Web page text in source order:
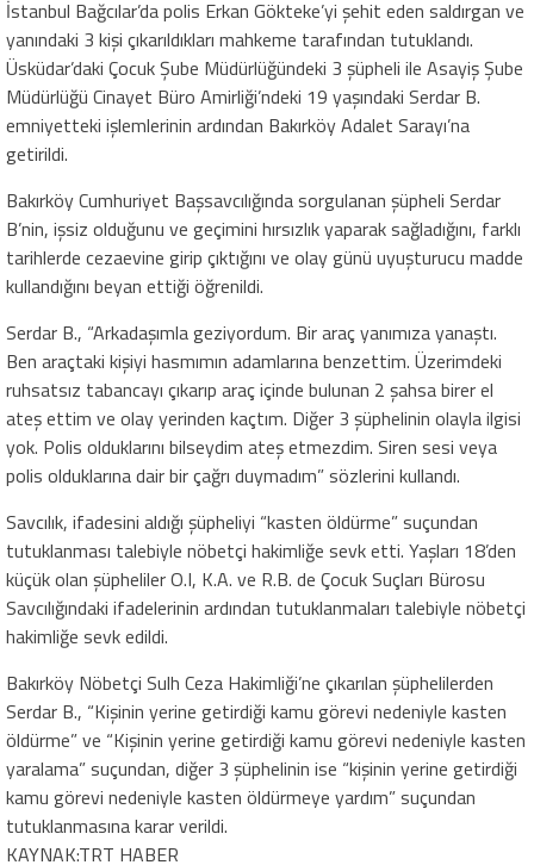
İstanbul Bağcılar’da polis Erkan Gökteke’yi şehit eden saldırgan ve
yanındaki 3 kişi çıkarıldıkları mahkeme tarafından tutuklandı.
Üsküdar’daki Çocuk Şube Müdürlüğündeki 3 şüpheli ile Asayiş Şube
Müdürlüğü Cinayet Büro Amirliği’ndeki 19 yaşındaki Serdar B.
emniyetteki işlemlerinin ardından Bakırköy Adalet Sarayı’na
getirildi.
Bakırköy Cumhuriyet Başsavcılığında sorgulanan şüpheli Serdar
B’nin, işsiz olduğunu ve geçimini hırsızlık yaparak sağladığını, farklı
tarihlerde cezaevine girip çıktığını ve olay günü uyuşturucu madde
kullandığını beyan ettiği öğrenildi.
Serdar B., “Arkadaşımla geziyordum. Bir araç yanımıza yanaştı.
Ben araçtaki kişiyi hasmımın adamlarına benzettim. Üzerimdeki
ruhsatsız tabancayı çıkarıp araç içinde bulunan 2 şahsa birer el
ateş ettim ve olay yerinden kaçtım. Diğer 3 şüphelinin olayla ilgisi
yok. Polis olduklarını bilseydim ateş etmezdim. Siren sesi veya
polis olduklarına dair bir çağrı duymadım” sözlerini kullandı.
Savcılık, ifadesini aldığı şüpheliyi “kasten öldürme” suçundan
tutuklanması talebiyle nöbetçi hakimliğe sevk etti. Yaşları 18’den
küçük olan şüpheliler O.I, K.A. ve R.B. de Çocuk Suçları Bürosu
Savcılığındaki ifadelerinin ardından tutuklanmaları talebiyle nöbetçi
hakimliğe sevk edildi.
Bakırköy Nöbetçi Sulh Ceza Hakimliği’ne çıkarılan şüphelilerden
Serdar B., “Kişinin yerine getirdiği kamu görevi nedeniyle kasten
öldürme” ve “Kişinin yerine getirdiği kamu görevi nedeniyle kasten
yaralama” suçundan, diğer 3 şüphelinin ise “kişinin yerine getirdiği
kamu görevi nedeniyle kasten öldürmeye yardım” suçundan
tutuklanmasına karar verildi.
KAYNAK:TRT HABER